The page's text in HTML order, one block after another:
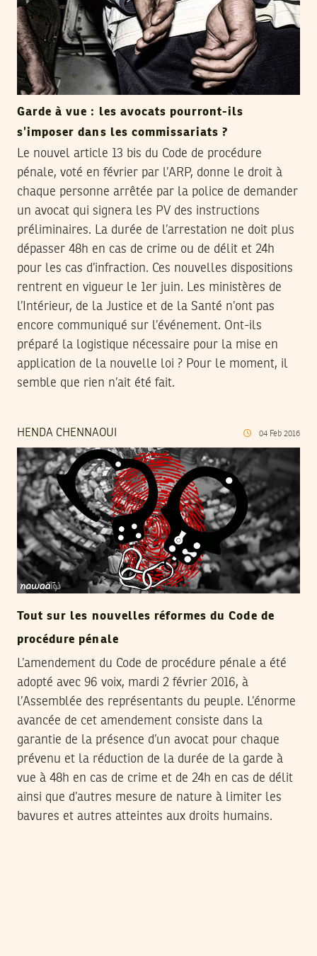
Garde à vue : les avocats pourront-ils
s’imposer dans les commissariats ?
Le nouvel article 13 bis du Code de procédure
pénale, voté en février par l’ARP, donne le droit à
chaque personne arrêtée par la police de demander
un avocat qui signera les PV des instructions
préliminaires. La durée de l’arrestation ne doit plus
dépasser 48h en cas de crime ou de délit et 24h
pour les cas d’infraction. Ces nouvelles dispositions
rentrent en vigueur le 1er juin. Les ministères de
l’Intérieur, de la Justice et de la Santé n’ont pas
encore communiqué sur l’événement. Ont-ils
préparé la logistique nécessaire pour la mise en
application de la nouvelle loi ? Pour le moment, il
semble que rien n’ait été fait.
HENDA CHENNAOUI 04 Feb 2016
Tout sur les nouvelles réformes du Code de
procédure pénale
L’amendement du Code de procédure pénale a été
adopté avec 96 voix, mardi 2 février 2016, à
l’Assemblée des représentants du peuple. L’énorme
avancée de cet amendement consiste dans la
garantie de la présence d’un avocat pour chaque
prévenu et la réduction de la durée de la garde à
vue à 48h en cas de crime et de 24h en cas de délit
ainsi que d’autres mesure de nature à limiter les
bavures et autres atteintes aux droits humains.